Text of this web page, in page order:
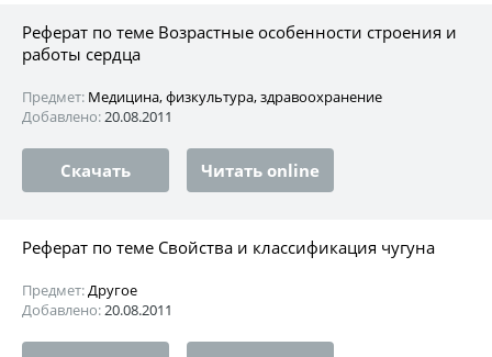
Реферат по теме Возрастные особенности строения и
работы сердца
Предмет: Медицина, физкультура, здравоохранение
Добавлено:20.08.2011
Скачать Читать online
Реферат по теме Свойства и классификация чугуна
Предмет:Другое
Добавлено:20.08.2011